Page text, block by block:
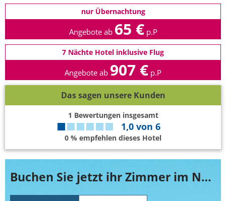
nur Übernachtung
Angebote ab 65 € p.P
7 Nächte Hotel inklusive Flug
Angebote ab 907 € p.P
Das sagen unsere Kunden
1 Bewertungen insgesamt
1,0 von 6
0 % empfehlen dieses Hotel
Buchen Sie jetzt ihr Zimmer im Novotel Cairo El Borg